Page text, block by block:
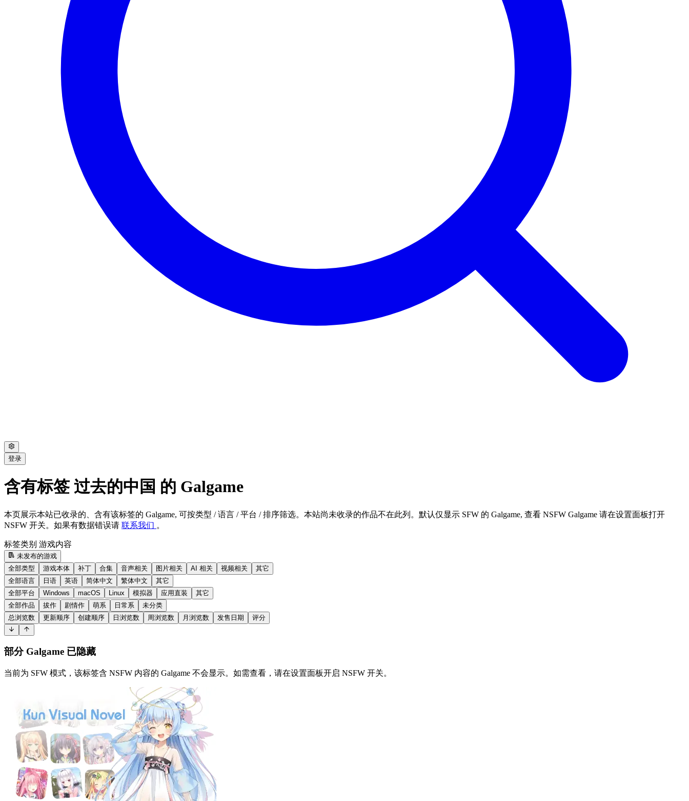
登录
含有标签 过去的中国 的 Galgame
本页展示本站已收录的、含有该标签的 Galgame, 可按类型 / 语言 / 平台 / 排序筛选。本站尚未收录的作品不在此列。默认仅显示 SFW 的 Galgame, 查看 NSFW Galgame 请在设置面板打开
NSFW 开关。如果有数据错误请 联系我们 。
标签类别 游戏内容
未发布的游戏
全部类型
游戏本体 补丁 合集 音声相关 图片相关 AI 相关 视频相关
其它
全部语言
日语 英语 简体中文 繁体中文
其它
全部平台
Windows macOS Linux 模拟器 应用直装
其它
全部作品
拔作 剧情作 萌系 日常系
未分类
总浏览数
更新顺序 创建顺序 日浏览数 周浏览数 月浏览数 发售日期 评分
部分 Galgame 已隐藏
当前为 SFW 模式，该标签含 NSFW 内容的 Galgame 不会显示。如需查看，请在设置面板开启 NSFW 开关。